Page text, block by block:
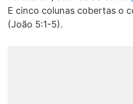
E cinco colunas cobertas o
(João 5:1-5).